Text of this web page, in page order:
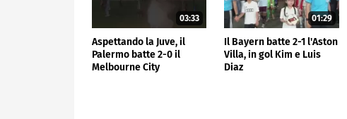
03:33
Aspettando la Juve, il
Palermo batte 2-0 il
Melbourne City
01:29
Il Bayern batte 2-1 l'Aston
Villa, in gol Kim e Luis
Diaz